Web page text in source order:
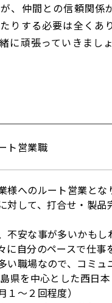
、仲間との信頼関係
りする必要は全くあ
に頑張っていきまし
ト営業職
様へのルート営業とな
対して、打合せ・製
不安な事が多いかも
に自分のペースで仕事
い職場なので、コミュ
県を中心とした西日
〜２回程度）